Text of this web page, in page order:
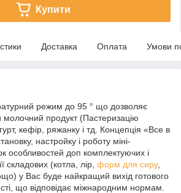
Купити
Доставка Оплата Умови
режим до 95 ° що дозволяє
молочний продукт (Пастеризацію
кефір, ряжанку і тд. Концепція «Все в
настройку і роботу міні-
особливостей доп комплектуючих і
складових (котла, лір, форм для сиру,
у Вас буде найкращий вихід готового
що відповідає міжнародним нормам.